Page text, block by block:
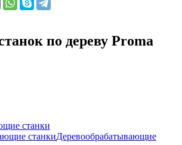
по дереву Proma
станки
станкиДеревообрабатывающие